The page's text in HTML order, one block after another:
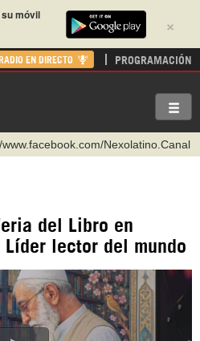
×
móvil
RADIO EN DIRECTO PROGRAMACIÓN
www.facebook.com/Nexolatino.Canal
t.me/hispantvcanal
c/hispantv
como: hispan_tv
del Libro en
Líder lector del mundo